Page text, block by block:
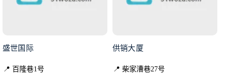
盛世国际
📍 百隆巷1号
供销大厦
📍 柴家漕巷27号